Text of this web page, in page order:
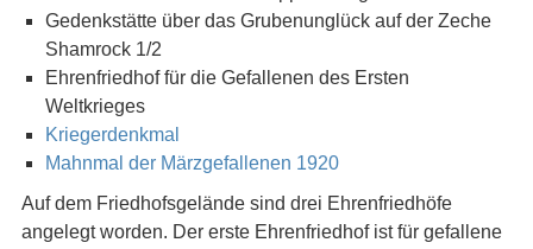
Gedenkstätte über das Grubenunglück auf der Zeche
Shamrock 1/2
Ehrenfriedhof für die Gefallenen des Ersten
Weltkrieges
Kriegerdenkmal
Mahnmal der Märzgefallenen 1920
Auf dem Friedhofsgelände sind drei Ehrenfriedhöfe
angelegt worden. Der erste Ehrenfriedhof ist für gefallene